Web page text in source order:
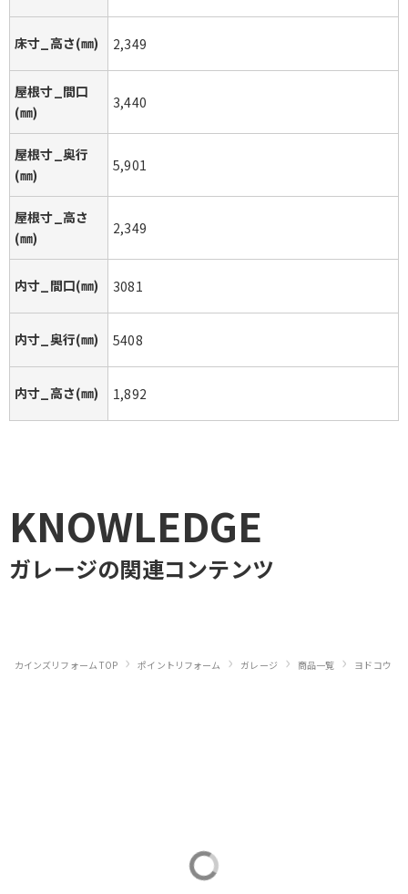
床寸_高さ(㎜) 2,349
屋根寸_間口
(㎜)
3,440
屋根寸_奥行
(㎜)
5,901
屋根寸_高さ
(㎜)
2,349
内寸_間口(㎜) 3081
内寸_奥行(㎜) 5408
内寸_高さ(㎜) 1,892
KNOWLEDGE
ガレージの関連コンテンツ
カインズリフォーム TOP › ポイントリフォーム › ガレージ › 商品一覧 › ヨドコウ